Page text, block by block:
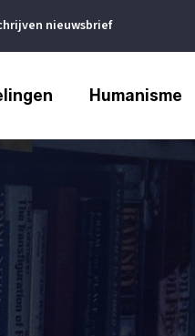
nieuwsbrief
Humanisme